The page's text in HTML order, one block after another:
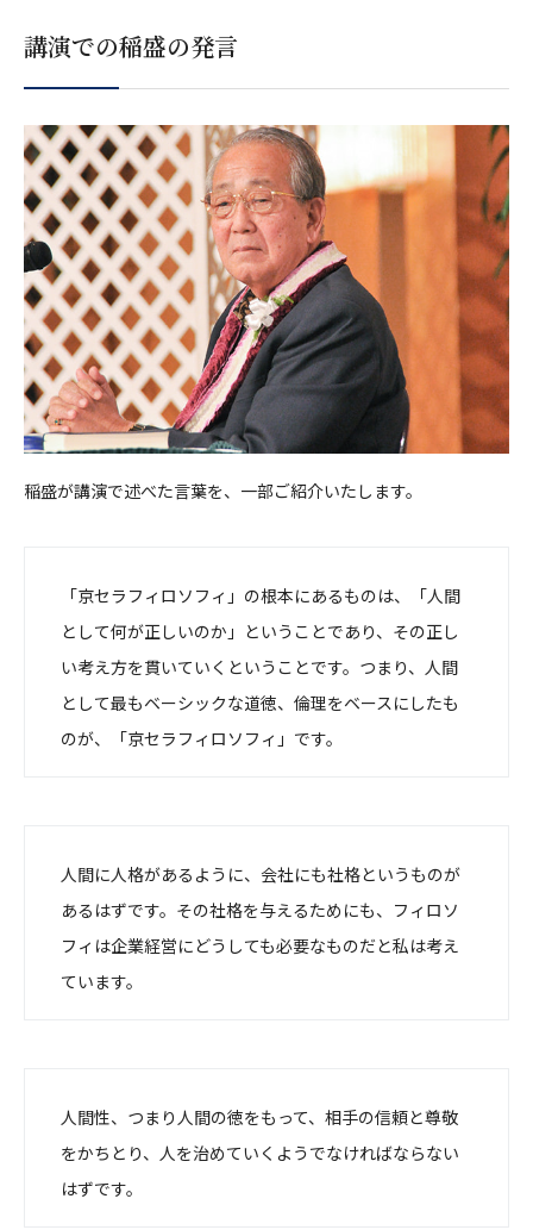
講演での稲盛の発言
稲盛が講演で述べた言葉を、一部ご紹介いたします。
「京セラフィロソフィ」の根本にあるものは、「人間
として何が正しいのか」ということであり、その正し
い考え方を貫いていくということです。つまり、人間
として最もベーシックな道徳、倫理をベースにしたも
のが、「京セラフィロソフィ」です。
人間に人格があるように、会社にも社格というものが
あるはずです。その社格を与えるためにも、フィロソ
フィは企業経営にどうしても必要なものだと私は考え
ています。
人間性、つまり人間の徳をもって、相手の信頼と尊敬
をかちとり、人を治めていくようでなければならない
はずです。